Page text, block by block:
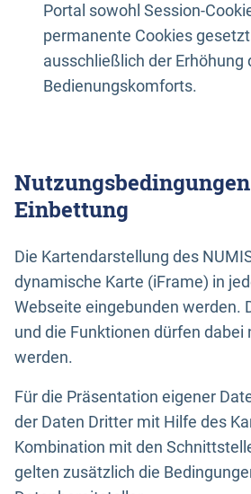
Portal sowohl Session-
permanente Cookies
ausschließlich der Erhöhung
Bedienungskomforts.
Einbettung
Die Kartendarstellung des
dynamische Karte (iFrame) in
Webseite eingebunden werden.
und die Funktionen dürfen dabei
werden.
Für die Präsentation eigener
der Daten Dritter mit Hilfe des
Kombination mit den
gelten zusätzlich die